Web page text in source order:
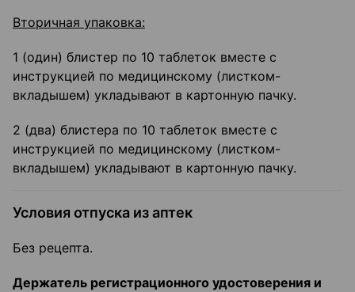
Вторичная упаковка:
1 (один) блистер по 10 таблеток вместе с
инструкцией по медицинскому (листком-
вкладышем) укладывают в картонную пачку.
2 (два) блистера по 10 таблеток вместе с
инструкцией по медицинскому (листком-
вкладышем) укладывают в картонную пачку.
Условия отпуска из аптек
Без рецепта.
Держатель регистрационного удостоверения и